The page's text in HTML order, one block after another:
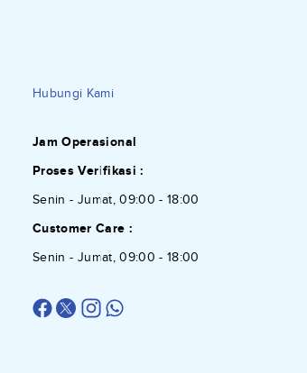
Hubungi Kami
Jam Operasional
Proses Verifikasi :
Senin - Jumat, 09:00 - 18:00
Customer Care :
Senin - Jumat, 09:00 - 18:00